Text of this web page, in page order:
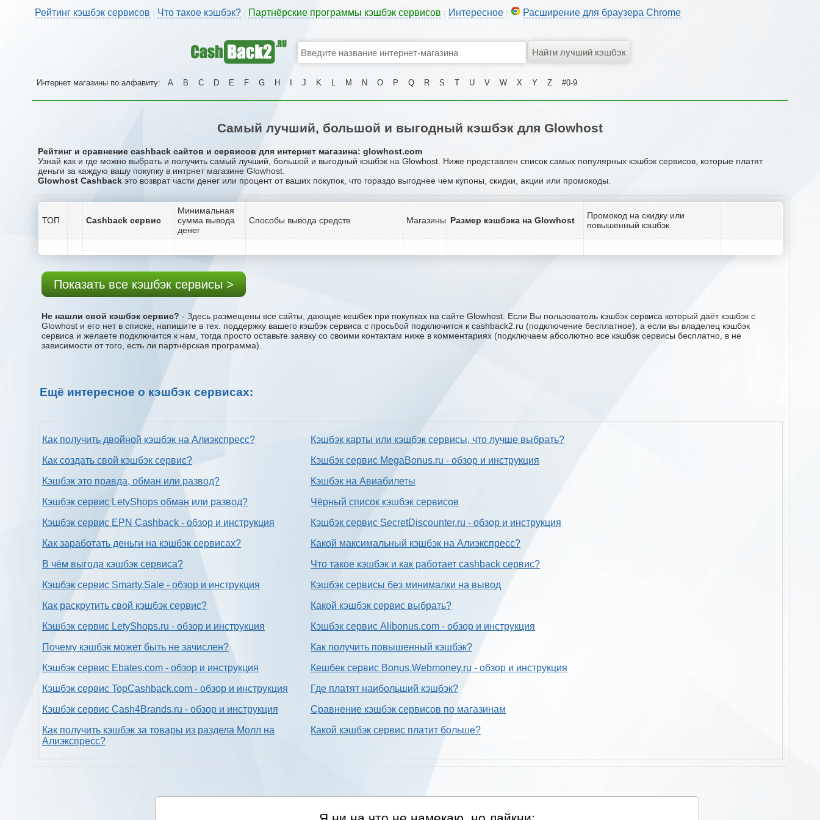
Рейтинг кэшбэк сервисов Что такое кэшбэк? Партнёрские программы кэшбэк сервисов Интересное Расширение для браузера Chrome
Интернет магазины по алфавиту: A B C D E F G H J K L M N O P Q R S T U V W X Y Z #0-9
Самый лучший, большой и выгодный кэшбэк для Glowhost
Рейтинг и сравнение cashback сайтов и сервисов для интернет магазина: glowhost.com
Узнай как и где можно выбрать и получить самый лучший, большой и выгодный кэшбэк на Glowhost. Ниже представлен список самых популярных кэшбэк сервисов, которые платят
деньги за каждую вашу покупку в интрнет магазине Glowhost.
Glowhost Cashback это возврат части денег или процент от ваших покупок, что гораздо выгоднее чем купоны, скидки, акции или промокоды.
ТОП Cashback сервис
Минимальная
сумма вывода
денег
Способы вывода средств Магазины Размер кэшбэка на Glowhost
Промокод на скидку или
повышенный кэшбэк
Показать все кэшбэк сервисы >
Не нашли свой кэшбэк сервис? - Здесь размещены все сайты, дающие кешбек при покупках на сайте Glowhost. Если Вы пользователь кэшбэк сервиса который даёт кэшбэк с
Glowhost и его нет в списке, напишите в тех. поддержку вашего кэшбэк сервиса с проcьбой подключится к cashback2.ru (подключение бесплатное), а если вы владелец кэшбэк
сервиса и желаете подключится к нам, тогда просто оставьте заявку со своими контактам ниже в комментариях (подключаем абсолютно все кэшбэк сервисы бесплатно, в не
зависимости от того, есть ли партнёрская программа).
Ещё интересное о кэшбэк сервисах:
Как получить двойной кэшбэк на Алиэкспресс?
Как создать свой кэшбэк сервис?
Кэшбэк это правда, обман или развод?
Кэшбэк сервис LetyShops обман или развод?
Кэшбэк сервис EPN Cashback - обзор и инструкция
Как заработать деньги на кэшбэк сервисах?
В чём выгода кэшбэк сервиса?
Кэшбэк сервис Smarty.Sale - обзор и инструкция
Как раскрутить свой кэшбэк сервис?
Кэшбэк сервис LetyShops.ru - обзор и инструкция
Почему кэшбэк может быть не зачислен?
Кэшбэк сервис Ebates.com - обзор и инструкция
Кэшбэк сервис TopCashback.com - обзор и инструкция
Кэшбэк сервис Cash4Brands.ru - обзор и инструкция
Как получить кэшбэк за товары из раздела Молл на
Алиэкспресс?
Кэшбэк карты или кэшбэк сервисы, что лучше выбрать?
Кэшбэк сервис MegaBonus.ru - обзор и инструкция
Кэшбэк на Авиабилеты
Чёрный список кэшбэк сервисов
Кэшбэк сервис SecretDiscounter.ru - обзор и инструкция
Какой максимальный кэшбэк на Алиэкспресс?
Что такое кэшбэк и как работает cashback сервис?
Кэшбэк сервисы без минималки на вывод
Какой кэшбэк сервис выбрать?
Кэшбэк сервис Alibonus.com - обзор и инструкция
Как получить повышенный кэшбэк?
Кешбек сервис Bonus.Webmoney.ru - обзор и инструкция
Где платят наибольший кэшбэк?
Сравнение кэшбэк сервисов по магазинам
Какой кэшбэк сервис платит больше?